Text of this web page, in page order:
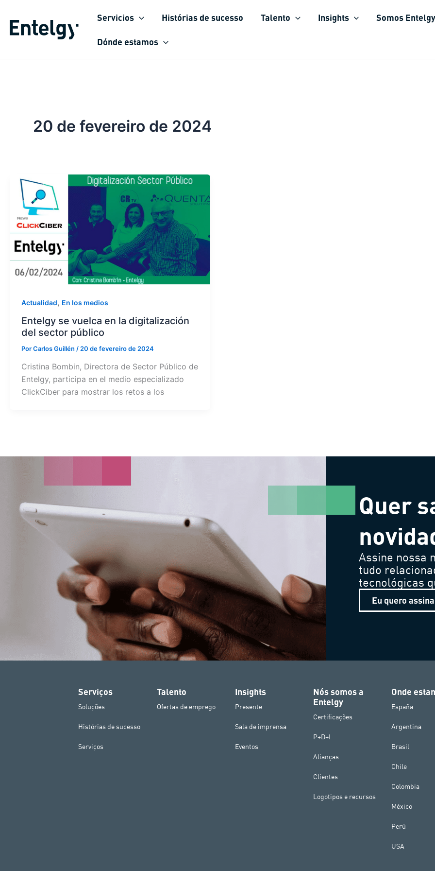
para
Servicios Histórias de sucesso Talento Insights Somos Entelgy
Dónde estamos
20 de fevereiro de 2024
Actualidad, En los medios
Entelgy se vuelca en la digitalización
del sector público
PorCarlos Guillén / 20 de fevereiro de 2024
Cristina Bombin, Directora de Sector Público de
Entelgy, participa en el medio especializado
ClickCiber para mostrar los retos a los
Quer
Assine nossa
tudo
tecnológicas
Eu quero
Serviços
Soluções
Histórias de sucesso
Serviços
Talento
Ofertas de emprego
Insights
Presente
Sala de imprensa
Eventos
Nós somos a
Entelgy
Certificações
P+D+I
Alianças
Clientes
Logotipos e recursos
Onde
España
Argentina
Brasil
Chile
Colombia
México
Perú
USA